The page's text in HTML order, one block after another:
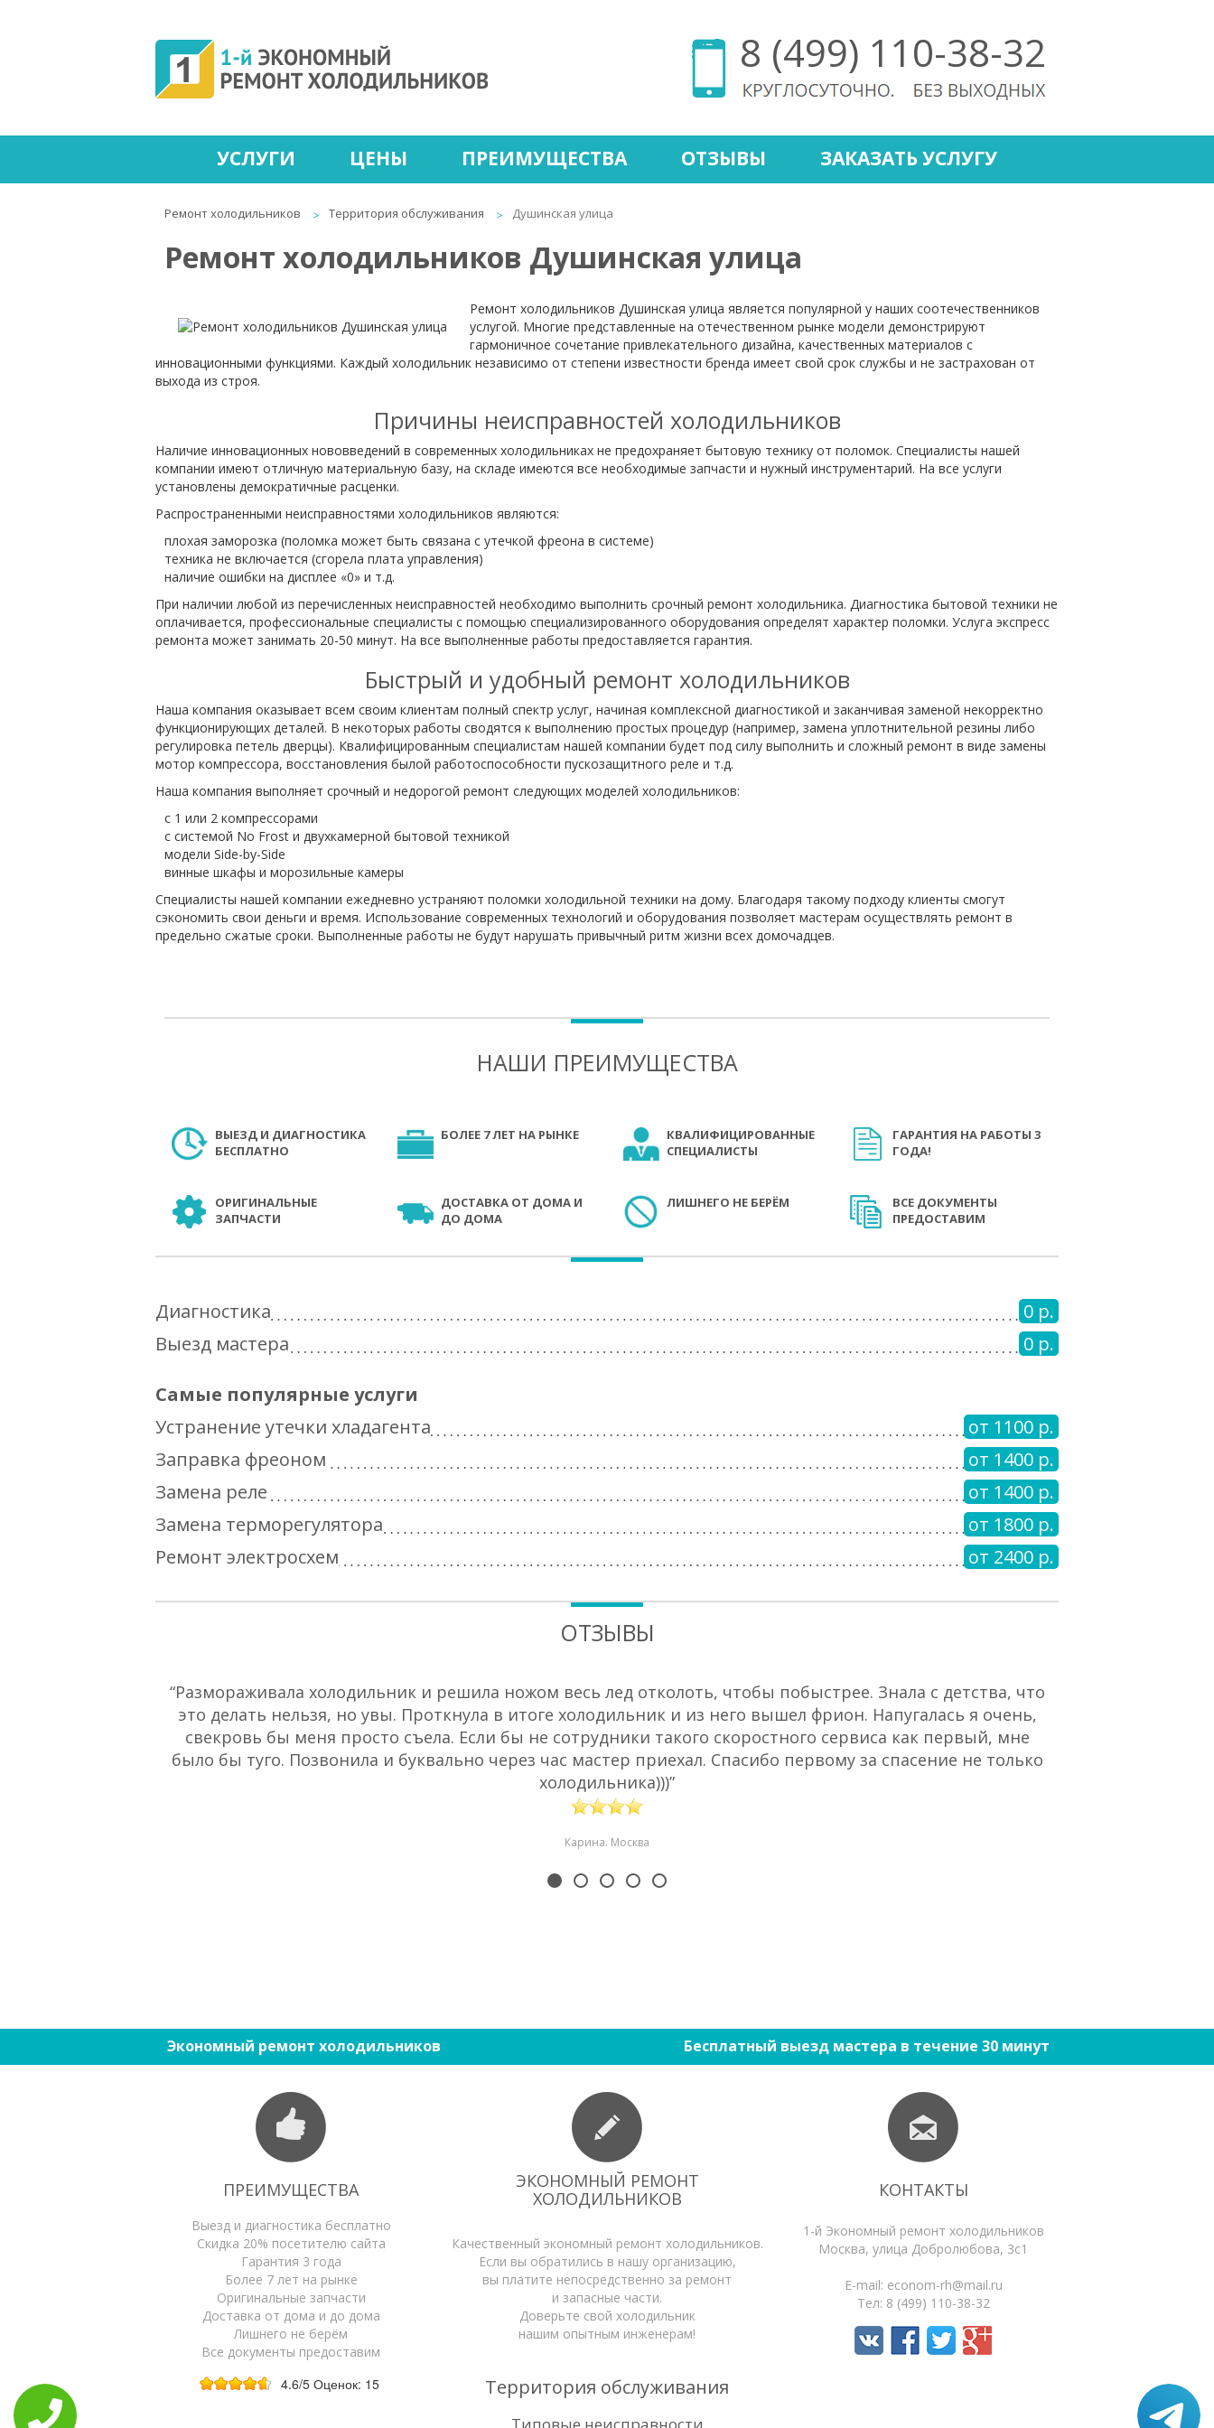
8 (499) 110-38-32
УСЛУГИ ЦЕНЫ ПРЕИМУЩЕСТВА ОТЗЫВЫ ЗАКАЗАТЬ УСЛУГУ
Ремонт холодильников Территория обслуживания Душинская улица
Ремонт холодильников Душинская улица
Ремонт холодильников Душинская улица является популярной у наших соотечественников
услугой. Многие представленные на отечественном рынке модели демонстрируют
гармоничное сочетание привлекательного дизайна, качественных материалов с
инновационными функциями. Каждый холодильник независимо от степени известности бренда имеет свой срок службы и не застрахован от
выхода из строя.
Причины неисправностей холодильников
Наличие инновационных нововведений в современных холодильниках не предохраняет бытовую технику от поломок. Специалисты нашей
компании имеют отличную материальную базу, на складе имеются все необходимые запчасти и нужный инструментарий. На все услуги
установлены демократичные расценки.
Распространенными неисправностями холодильников являются:
плохая заморозка (поломка может быть связана с утечкой фреона в системе)
техника не включается (сгорела плата управления)
наличие ошибки на дисплее «0» и т.д.
При наличии любой из перечисленных неисправностей необходимо выполнить срочный ремонт холодильника. Диагностика бытовой техники не
оплачивается, профессиональные специалисты с помощью специализированного оборудования определят характер поломки. Услуга экспресс
ремонта может занимать 20-50 минут. На все выполненные работы предоставляется гарантия.
Быстрый и удобный ремонт холодильников
Наша компания оказывает всем своим клиентам полный спектр услуг, начиная комплексной диагностикой и заканчивая заменой некорректно
функционирующих деталей. В некоторых работы сводятся к выполнению простых процедур (например, замена уплотнительной резины либо
регулировка петель дверцы). Квалифицированным специалистам нашей компании будет под силу выполнить и сложный ремонт в виде замены
мотор компрессора, восстановления былой работоспособности пускозащитного реле и т.д.
Наша компания выполняет срочный и недорогой ремонт следующих моделей холодильников:
с 1 или 2 компрессорами
с системой No Frost и двухкамерной бытовой техникой
модели Side-by-Side
винные шкафы и морозильные камеры
Специалисты нашей компании ежедневно устраняют поломки холодильной техники на дому. Благодаря такому подходу клиенты смогут
сэкономить свои деньги и время. Использование современных технологий и оборудования позволяет мастерам осуществлять ремонт в
предельно сжатые сроки. Выполненные работы не будут нарушать привычный ритм жизни всех домочадцев.
НАШИ ПРЕИМУЩЕСТВА
ВЫЕЗД И ДИАГНОСТИКА
БЕСПЛАТНО
БОЛЕЕ 7 ЛЕТ НА РЫНКЕ
КВАЛИФИЦИРОВАННЫЕ
СПЕЦИАЛИСТЫ
ГАРАНТИЯ НА РАБОТЫ 3
ГОДА!
ОРИГИНАЛЬНЫЕ
ЗАПЧАСТИ
ДОСТАВКА ОТ ДОМА И
ДО ДОМА
ЛИШНЕГО НЕ БЕРЁМ
ВСЕ ДОКУМЕНТЫ
ПРЕДОСТАВИМ
Диагностика
0 р.
Выезд мастера
0 р.
Самые популярные услуги
Устранение утечки хладагента
от 1100 р.
Заправка фреоном
от 1400 р.
Замена реле
от 1400 р.
Замена терморегулятора
от 1800 р.
Ремонт электросхем
от 2400 р.
ОТЗЫВЫ
“Размораживала холодильник и решила ножом весь лед отколоть, чтобы побыстрее. Знала с детства, что
это делать нельзя, но увы. Проткнула в итоге холодильник и из него вышел фрион. Напугалась я очень,
свекровь бы меня просто съела. Если бы не сотрудники такого скоростного сервиса как первый, мне
было бы туго. Позвонила и буквально через час мастер приехал. Спасибо первому за спасение не только
холодильника)))”
Карина. Москва
Экономный ремонт холодильников Бесплатный выезд мастера в течение 30 минут
ПРЕИМУЩЕСТВА
ЭКОНОМНЫЙ РЕМОНТ
ХОЛОДИЛЬНИКОВ
КОНТАКТЫ
Выезд и диагностика бесплатно
Скидка 20% посетителю сайта
Гарантия 3 года
Более 7 лет на рынке
Оригинальные запчасти
Доставка от дома и до дома
Лишнего не берём
Все документы предоставим
Качественный экономный ремонт холодильников.
Если вы обратились в нашу организацию,
вы платите непосредственно за ремонт
и запасные части.
Доверьте свой холодильник
нашим опытным инженерам!
1-й Экономный ремонт холодильников
Москва, улица Добролюбова, 3с1
E-mail: econom-rh@mail.ru
Тел: 8 (499) 110-38-32
Территория обслуживания
4.6/5 Оценок: 15